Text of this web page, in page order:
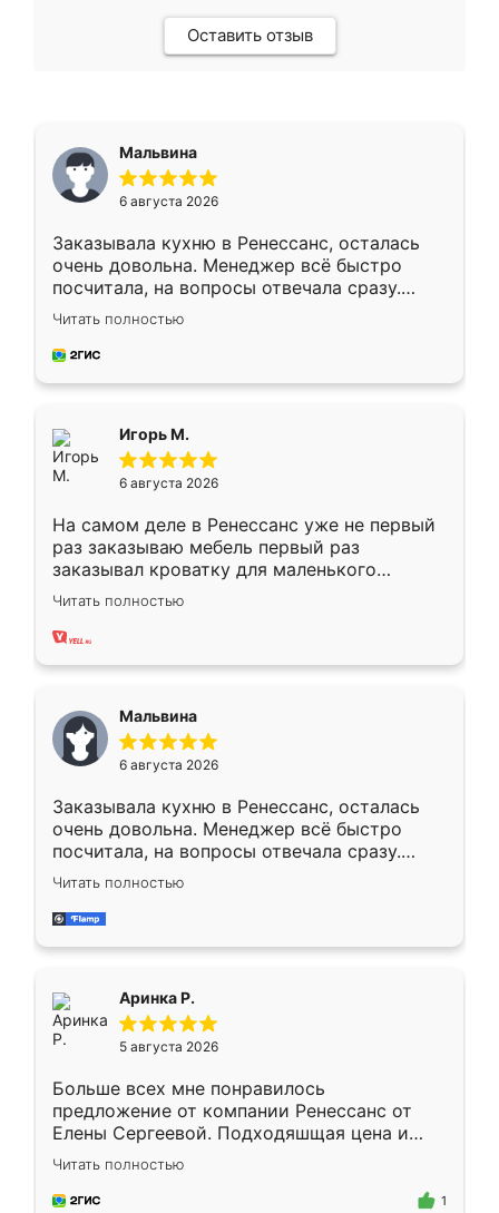
Оставить отзыв
Мальвина
6 августа 2026
Заказывала кухню в Ренессанс, осталась
очень довольна. Менеджер всё быстро
посчитала, на вопросы отвечала сразу.
Замерщик приехал в субботу, подошёл к
делу со всей ответственностью. Собрали
за день, ребята работали аккуратно, даже
Читать полностью
Игорь М.
6 августа 2026
На самом деле в Ренессанс уже не первый
раз заказываю мебель первый раз
заказывал кроватку для маленького
ребёнка при его рождении ,во второй раз
заказал шкаф-купе. По качеству очень
хорошее сборка достаточно быстрая,
меньше, здесь же он более разнообразный.
Мне нравится ,если что-то потребуется из
мебели буду заказывать только здесь.
Читать полностью
Мальвина
6 августа 2026
Заказывала кухню в Ренессанс, осталась
очень довольна. Менеджер всё быстро
посчитала, на вопросы отвечала сразу.
Замерщик приехал в субботу, подошёл к
делу со всей ответственностью. Собрали
за день, ребята работали аккуратно, даже
Читать полностью
Аринка Р.
5 августа 2026
Больше всех мне понравилось
предложение от компании Ренессанс от
Елены Сергеевой. Подходяшщая цена и
короткие сроки изготовления. Приехавший
для замера сотрудник Владислав
предложил по моему эскизу самый
Читать полностью
1